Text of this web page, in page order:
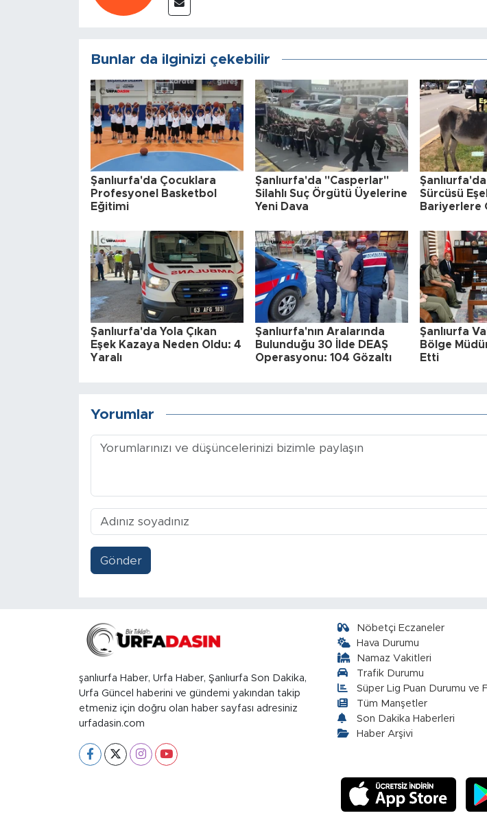
Bunlar da ilginizi çekebilir
Şanlıurfa'da Çocuklara
Profesyonel Basketbol
Eğitimi
Şanlıurfa'da "Casperlar"
Silahlı Suç Örgütü Üyelerine
Yeni Dava
Sürcüsü
Bariyerlere
Şanlıurfa'da Yola Çıkan
Eşek Kazaya Neden Oldu: 4
Yaralı
Şanlıurfa'nın Aralarında
Bulunduğu 30 İlde DEAŞ
Operasyonu: 104 Gözaltı
Şanlıurfa
Bölge
Etti
Yorumlar
Gönder
şanlıurfa Haber, Urfa Haber, Şanlıurfa Son Dakika,
Urfa Güncel haberini ve gündemi yakından takip
etmeniz için doğru olan haber sayfası adresiniz
urfadasin.com
Nöbetçi Eczaneler
Hava Durumu
Namaz Vakitleri
Trafik Durumu
Süper Lig Puan Durumu ve
Tüm Manşetler
Son Dakika Haberleri
Haber Arşivi